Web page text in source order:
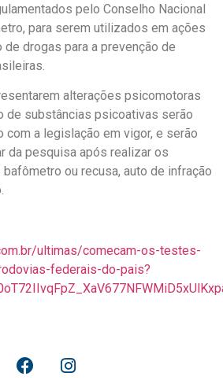
pelo Conselho Nacional
para serem utilizados em ações
drogas para a prevenção de
alterações psicomotoras
de substâncias psicoativas serão
a legislação em vigor, e serão
da pesquisa após realizar os
ou recusa, auto de infração
ultimas/comecam-os-testes-
federais-do-pais?